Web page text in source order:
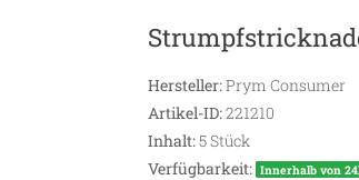
Hersteller:Prym Consumer
Artikel-ID:221210
Inhalt:5Stück
Verfügbarkeit: Innerhalb von